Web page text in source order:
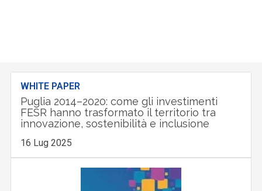
WHITE PAPER
Puglia 2014–2020: come gli investimenti
FESR hanno trasformato il territorio tra
innovazione, sostenibilità e inclusione
16 Lug 2025